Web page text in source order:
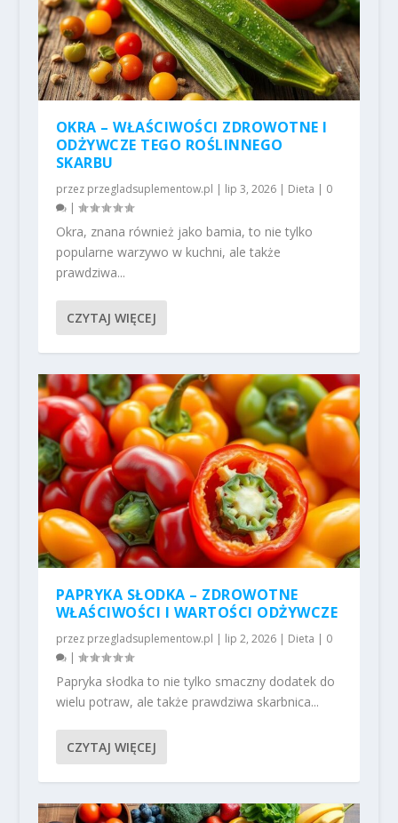
OKRA – WŁAŚCIWOŚCI ZDROWOTNE I
ODŻYWCZE TEGO ROŚLINNEGO
SKARBU
przez przegladsuplementow.pl | lip 3, 2026| Dieta | 0
|
Okra, znana również jako bamia, to nie tylko
popularne warzywo w kuchni, ale także
prawdziwa...
CZYTAJ WIĘCEJ
PAPRYKA SŁODKA – ZDROWOTNE
WŁAŚCIWOŚCI I WARTOŚCI ODŻYWCZE
przez przegladsuplementow.pl | lip 2, 2026| Dieta | 0
|
Papryka słodka to nie tylko smaczny dodatek do
wielu potraw, ale także prawdziwa skarbnica...
CZYTAJ WIĘCEJ